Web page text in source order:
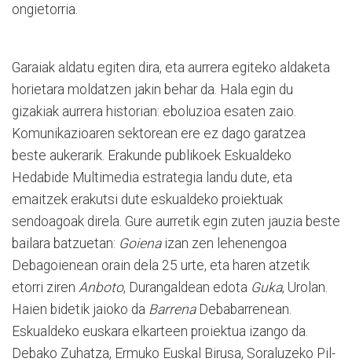
ongietorria.
Garaiak aldatu egiten dira, eta aurrera egiteko aldaketa
horietara moldatzen jakin behar da. Hala egin du
gizakiak aurrera historian: eboluzioa esaten zaio.
Komunikazioaren sektorean ere ez dago garatzea
beste aukerarik. Erakunde publikoek Eskualdeko
Hedabide Multimedia estrategia landu dute, eta
emaitzek erakutsi dute eskualdeko proiektuak
sendoagoak direla. Gure aurretik egin zuten jauzia beste
bailara batzuetan: Goienaizan zen lehenengoa
Debagoienean orain dela 25 urte, eta haren atzetik
etorri ziren Anboto, Durangaldean edota Guka, Urolan.
Haien bidetik jaioko da BarrenaDebabarrenean.
Eskualdeko euskara elkarteen proiektua izango da.
Debako Zuhatza, Ermuko Euskal Birusa, Soraluzeko Pil-